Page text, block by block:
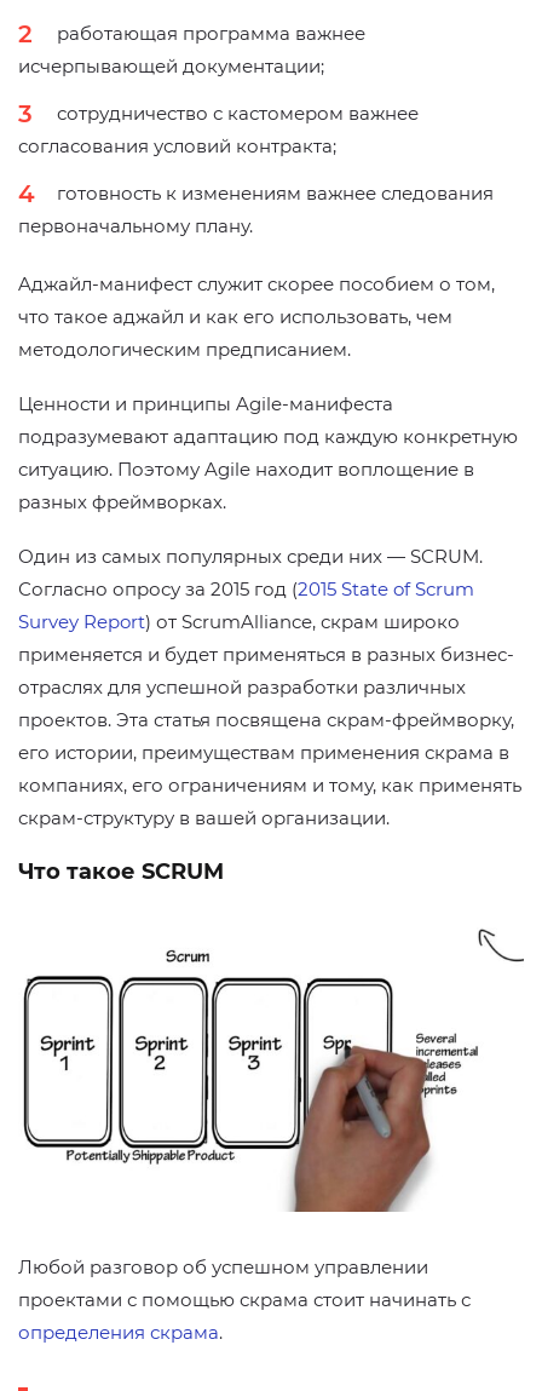
работающая программа важнее
исчерпывающей документации;
сотрудничество с кастомером важнее
согласования условий контракта;
готовность к изменениям важнее следования
первоначальному плану.
Aджайл-манифест служит скорее пособием о том,
что такое аджайл и как его использовать, чем
методологическим предписанием.
Ценности и принципы Agile-манифеста
подразумевают адаптацию под каждую конкретную
ситуацию. Поэтому Agile находит воплощение в
разных фреймворках.
Один из самых популярных среди них — SCRUM.
Согласно опросу за 2015 год (2015 State of Scrum
Survey Report) от ScrumAlliance, скрам широко
применяется и будет применяться в разных бизнес-
отраслях для успешной разработки различных
проектов. Эта статья посвящена скрам-фреймворку,
его истории, преимуществам применения скрама в
компаниях, его ограничениям и тому, как применять
скрам-структуру в вашей организации.
Что такое SCRUM
Любой разговор об успешном управлении
проектами с помощью скрама стоит начинать с
определения скрама.